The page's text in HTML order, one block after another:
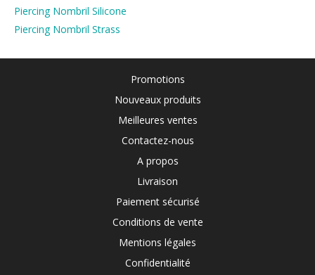
Piercing Nombril Silicone
Piercing Nombril Strass
Promotions
Nouveaux produits
Meilleures ventes
Contactez-nous
A propos
Livraison
Paiement sécurisé
Conditions de vente
Mentions légales
Confidentialité